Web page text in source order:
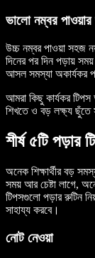
ভালো নম্বর পাওয়ার
উচ্চ নম্বর পাওয়া সহজ
দিনের পর দিন পড়ায়
আসল সমস্যা অকার্যকর
আমরা কিছু কার্যকর
শিখতে ও বড় লক্ষ্য ছুঁতে
শীর্ষ ৫টি পড়ার
অনেক শিক্ষার্থীর বড়
সময় আর চেষ্টা লাগে,
টিপসগুলো পড়ার রুটিন
সাহায্য করবে।
নোট নেওয়া